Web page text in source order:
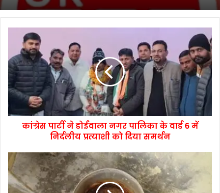
कांग्रेस पार्टी ने डोईवाला नगर पालिका के वार्ड 6 में
निर्दलीय प्रत्याशी को दिया समर्थन